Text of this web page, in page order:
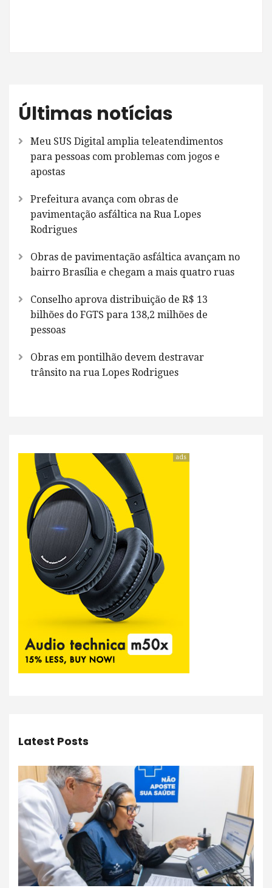
Últimas notícias
Meu SUS Digital amplia teleatendimentos
para pessoas com problemas com jogos e
apostas
Prefeitura avança com obras de
pavimentação asfáltica na Rua Lopes
Rodrigues
Obras de pavimentação asfáltica avançam no
bairro Brasília e chegam a mais quatro ruas
Conselho aprova distribuição de R$ 13
bilhões do FGTS para 138,2 milhões de
pessoas
Obras em pontilhão devem destravar
trânsito na rua Lopes Rodrigues
ads
Latest Posts